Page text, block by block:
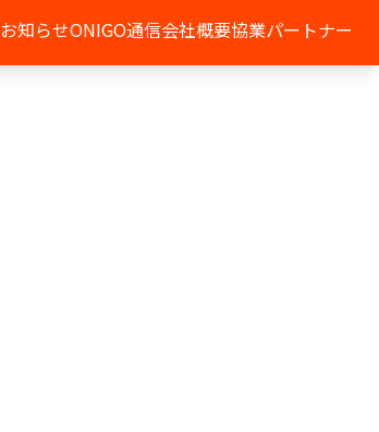
お知らせONIGO通信会社概要協業パートナー